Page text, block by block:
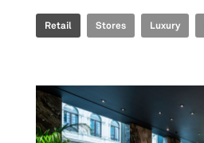
Retail Stores Luxury